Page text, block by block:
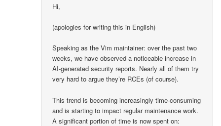
Hi,
(apologies for writing this in English)
Speaking as the Vim maintainer: over the past two
weeks, we have observed a noticeable increase in
AI-generated security reports. Nearly all of them try
very hard to argue they’re RCEs (of course).
This trend is becoming increasingly time-consuming
and is starting to impact regular maintenance work.
A significant portion of time is now spent on: